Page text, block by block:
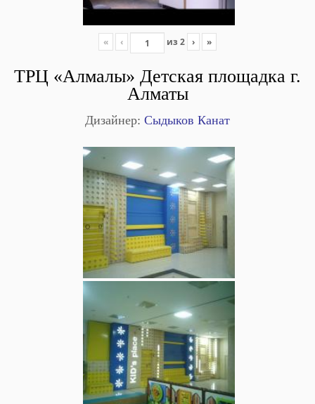
« ‹ из 2 › »
ТРЦ «Алмалы» Детская площадка г.
Алматы
Дизайнер: Сыдыков Канат